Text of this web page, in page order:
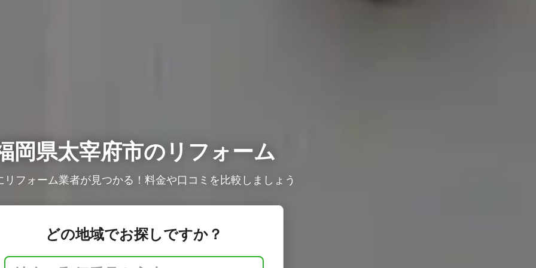
岡県太宰府市のリフォーム
リフォーム業者が見つかる！料金や口コミを比較しましょう
どの地域でお探しですか？